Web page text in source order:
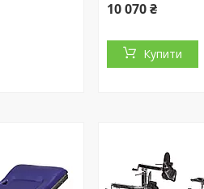
10 070 ₴
Купити